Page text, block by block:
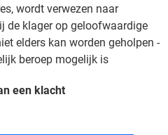
wordt verwezen naar
de klager op geloofwaardige
elders kan worden geholpen -
beroep mogelijk is
een klacht